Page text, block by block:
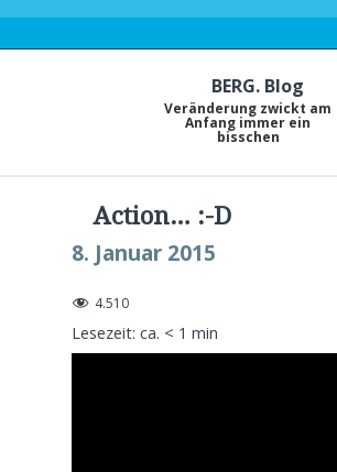
BERG. Blog
Veränderung zwickt am
Anfang immer ein
bisschen
Action… :-D
8. Januar 2015
4.510
Lesezeit: ca. < 1 min